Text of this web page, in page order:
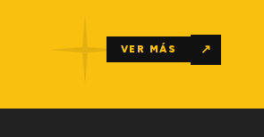
VER MÁS ↗